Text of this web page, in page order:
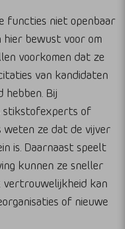
functies niet openbaar
hier bewust voor om
voorkomen dat ze
van kandidaten
Bij
stikstofexperts of
ze dat de vijver
is. Daarnaast speelt
kunnen ze sneller
vertrouwelijkheid kan
of nieuwe